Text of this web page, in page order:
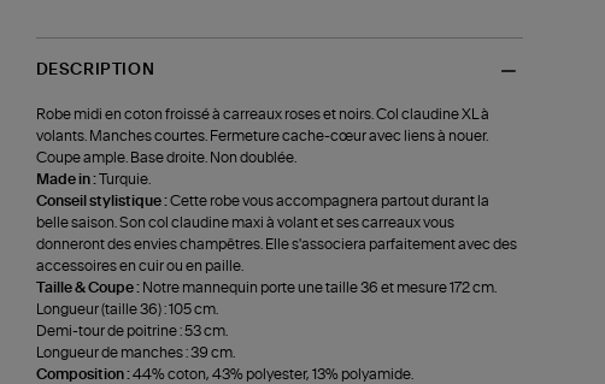
DESCRIPTION
Robe midi en coton froissé à carreaux roses et noirs. Col claudine XL à
volants. Manches courtes. Fermeture cache-cœur avec liens à nouer.
Coupe ample. Base droite. Non doublée.
Made in :Turquie.
Conseil stylistique :Cette robe vous accompagnera partout durant la
belle saison. Son col claudine maxi à volant et ses carreaux vous
donneront des envies champêtres. Elle s'associera parfaitement avec des
accessoires en cuir ou en paille.
Taille & Coupe : Notre mannequin porte une taille 36 et mesure 172 cm.
Longueur (taille 36) : 105 cm.
Demi-tour de poitrine : 53 cm.
Longueur de manches : 39 cm.
Composition :44% coton, 43% polyester, 13% polyamide.